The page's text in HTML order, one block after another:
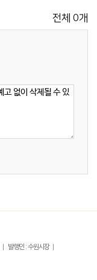
전체 0개
발행인 : 수원시장